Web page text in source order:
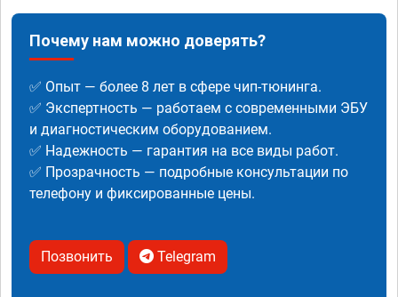
Почему нам можно доверять?
✅ Опыт — более 8 лет в сфере чип-тюнинга.
✅ Экспертность — работаем с современными ЭБУ
и диагностическим оборудованием.
✅ Надежность — гарантия на все виды работ.
✅ Прозрачность — подробные консультации по
телефону и фиксированные цены.
Позвонить Telegram